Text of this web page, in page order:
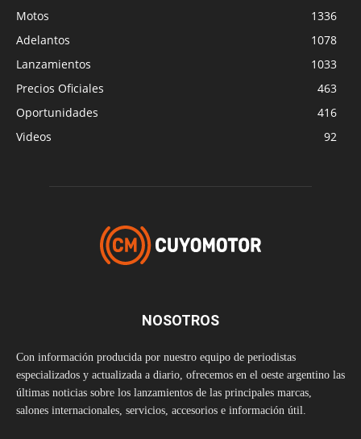
Motos
1336
Adelantos
1078
Lanzamientos
1033
Precios Oficiales
463
Oportunidades
416
Videos
92
NOSOTROS
Con información producida por nuestro equipo de periodistas
especializados y actualizada a diario, ofrecemos en el oeste argentino las
últimas noticias sobre los lanzamientos de las principales marcas,
salones internacionales, servicios, accesorios e información útil.